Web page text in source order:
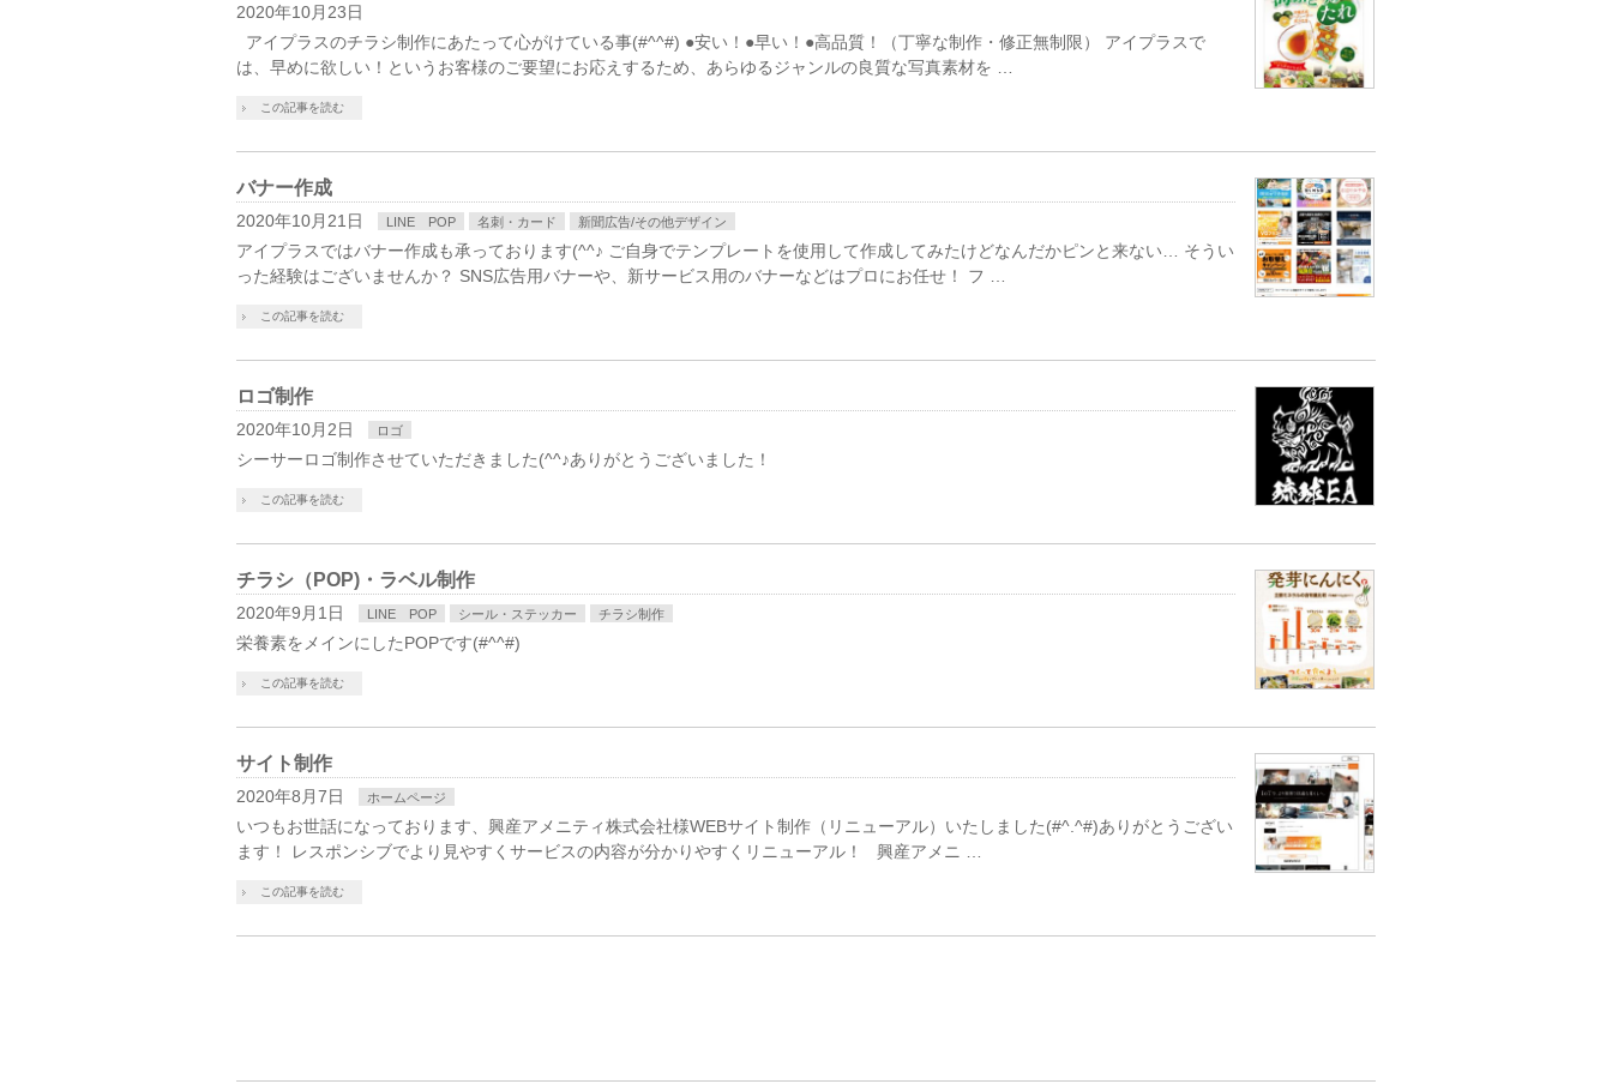
2020年10月23日
アイプラスのチラシ制作にあたって心がけている事(#^^#) ●安い！●早い！●高品質！（丁寧な制作・修正無制限） アイプラスで
は、早めに欲しい！というお客様のご要望にお応えするため、あらゆるジャンルの良質な写真素材を …
この記事を読む
バナー作成
2020年10月21日 LINE POP 名刺・カード 新聞広告/その他デザイン
アイプラスではバナー作成も承っております(^^♪ ご自身でテンプレートを使用して作成してみたけどなんだかピンと来ない… そうい
った経験はございませんか？ SNS広告用バナーや、新サービス用のバナーなどはプロにお任せ！ フ …
この記事を読む
ロゴ制作
2020年10月2日 ロゴ
シーサーロゴ制作させていただきました(^^♪ありがとうございました！
この記事を読む
チラシ（POP)・ラベル制作
2020年9月1日 LINE POP シール・ステッカー チラシ制作
栄養素をメインにしたPOPです(#^^#)
この記事を読む
サイト制作
2020年8月7日 ホームページ
いつもお世話になっております、興産アメニティ株式会社様WEBサイト制作（リニューアル）いたしました(#^.^#)ありがとうござい
ます！ レスポンシブでより見やすくサービスの内容が分かりやすくリニューアル！ 興産アメニ …
この記事を読む